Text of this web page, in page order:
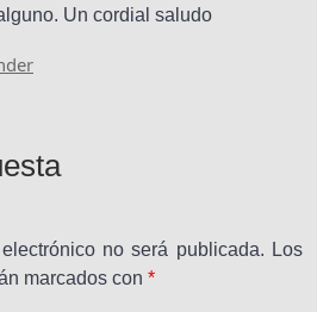
Un cordial saludo
no será publicada. Los
marcados con *